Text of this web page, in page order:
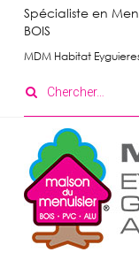
Skip
content
Spécialiste en
BOIS
MDM Habitat